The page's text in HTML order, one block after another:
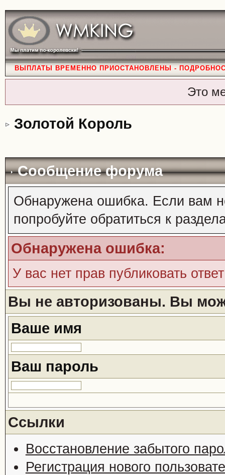
ВЫПЛАТЫ ВРЕМЕННО ПРИОСТАНОВЛЕНЫ -
Это
Золотой Король
Сообщение форума
Обнаружена ошибка. Если вам
попробуйте обратиться к
Обнаружена ошибка:
У вас нет прав публиковать
Вы не авторизованы. Вы
Ваше имя
Ваш пароль
Ссылки
Восстановление забытого
Регистрация нового